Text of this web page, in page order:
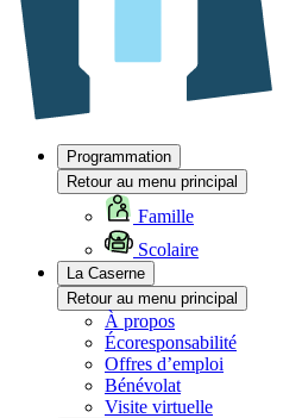
Programmation
Retour au menu principal
Famille
Scolaire
La Caserne
Retour au menu principal
À propos
Écoresponsabilité
Offres d’emploi
Bénévolat
Visite virtuelle